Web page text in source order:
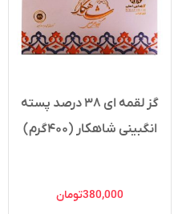
گز لقمه ای ۳۸ درصد پسته
انگبینی شاهکار (۴۰۰گرم)
380,000تومان